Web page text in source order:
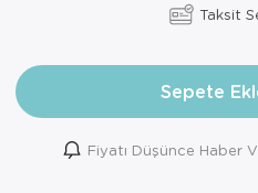
Taksit
Sepete
Fiyatı Düşünce Haber